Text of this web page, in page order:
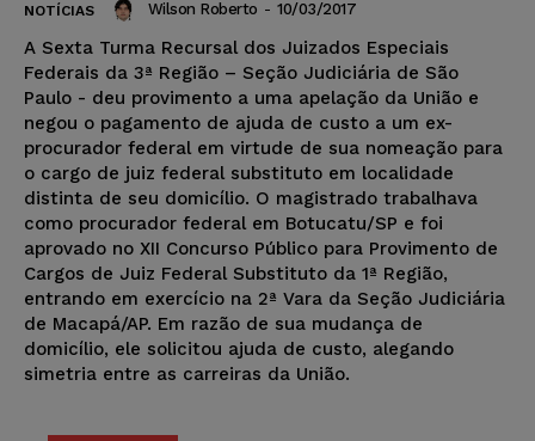
NOTÍCIAS Wilson Roberto - 10/03/2017
A Sexta Turma Recursal dos Juizados Especiais
Federais da 3ª Região – Seção Judiciária de São
Paulo - deu provimento a uma apelação da União e
negou o pagamento de ajuda de custo a um ex-
procurador federal em virtude de sua nomeação para
o cargo de juiz federal substituto em localidade
distinta de seu domicílio. O magistrado trabalhava
como procurador federal em Botucatu/SP e foi
aprovado no XII Concurso Público para Provimento de
Cargos de Juiz Federal Substituto da 1ª Região,
entrando em exercício na 2ª Vara da Seção Judiciária
de Macapá/AP. Em razão de sua mudança de
domicílio, ele solicitou ajuda de custo, alegando
simetria entre as carreiras da União.